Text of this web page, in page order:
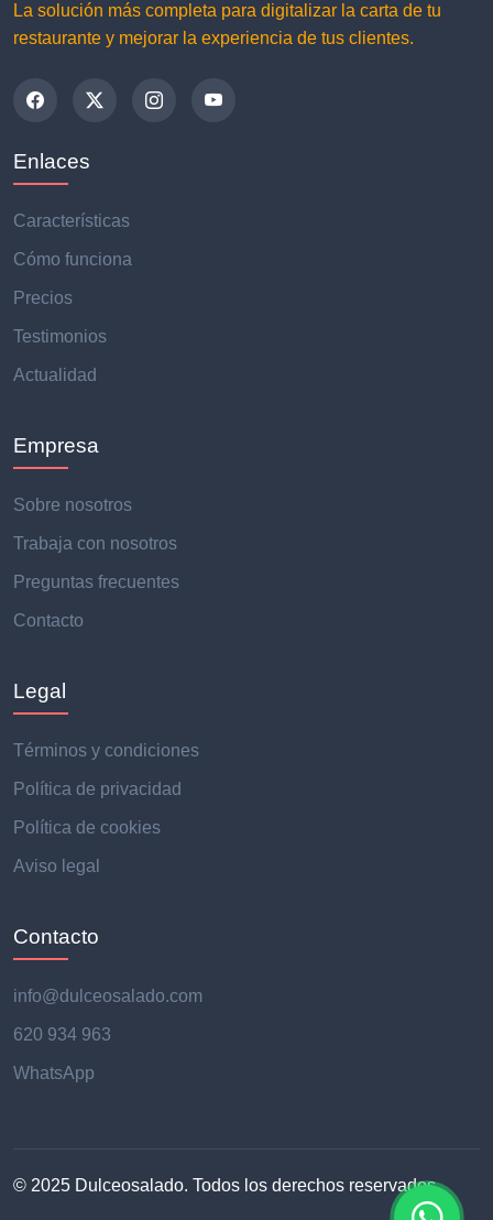
La solución más completa para digitalizar la carta de tu
restaurante y mejorar la experiencia de tus clientes.
Enlaces
Características
Cómo funciona
Precios
Testimonios
Actualidad
Empresa
Sobre nosotros
Trabaja con nosotros
Preguntas frecuentes
Contacto
Legal
Términos y condiciones
Política de privacidad
Política de cookies
Aviso legal
Contacto
info@dulceosalado.com
620 934 963
WhatsApp
© 2025 Dulceosalado. Todos los derechos reservados.